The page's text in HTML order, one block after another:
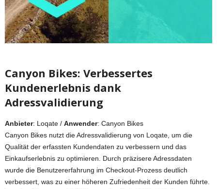
Canyon Bikes: Verbessertes
Kundenerlebnis dank
Adressvalidierung
Anbieter: Loqate / Anwender: Canyon Bikes
Canyon Bikes nutzt die Adressvalidierung von Loqate, um die
Qualität der erfassten Kundendaten zu verbessern und das
Einkaufserlebnis zu optimieren. Durch präzisere Adressdaten
wurde die Benutzererfahrung im Checkout-Prozess deutlich
verbessert, was zu einer höheren Zufriedenheit der Kunden führte.